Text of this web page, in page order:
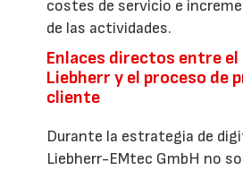
costes de servicio e
de las actividades.
Enlaces directos entre el
Liebherr y el proceso de
cliente
Durante la estrategia de
Liebherr-EMtec GmbH no